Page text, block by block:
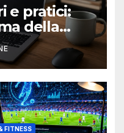
e pratici:
della
FITNESS